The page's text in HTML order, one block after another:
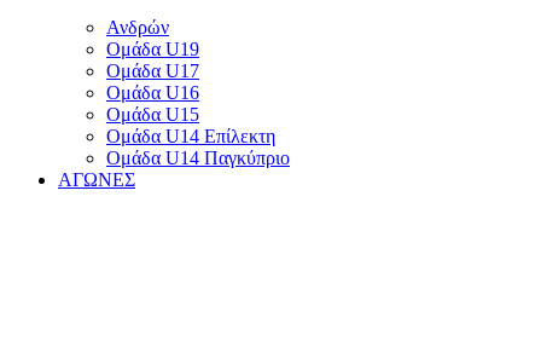
Ανδρών
Ομάδα U19
Ομάδα U17
Ομάδα U16
Ομάδα U15
Ομάδα U14 Επίλεκτη
Ομάδα U14 Παγκύπριο
ΑΓΩΝΕΣ